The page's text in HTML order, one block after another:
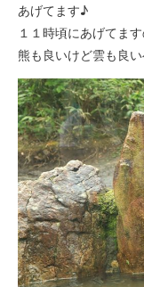
あげてます♪
１１時頃にあげてま
熊も良いけど雲も良